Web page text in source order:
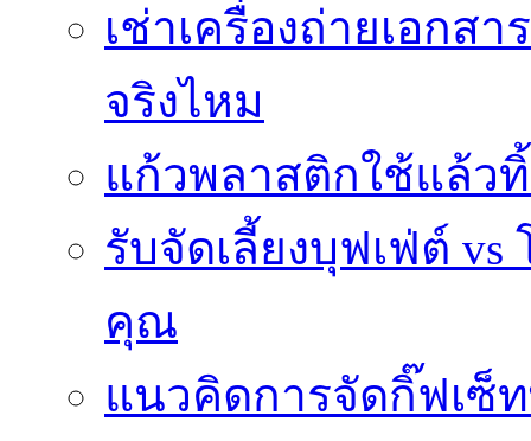
เช่าเครื่องถ่ายเอกส
จริงไหม
แก้วพลาสติกใช้แล้ว
รับจัดเลี้ยงบุฟเฟ่ต์
คุณ
แนวคิดการจัดกิ๊ฟเซ็